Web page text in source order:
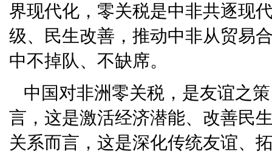
界现代化，零关税是中非共逐现
级、民生改善，推动中非从贸易
中不掉队、不缺席。
中国对非洲零关税，是友谊之
言，这是激活经济潜能、改善民
关系而言，这是深化传统友谊、